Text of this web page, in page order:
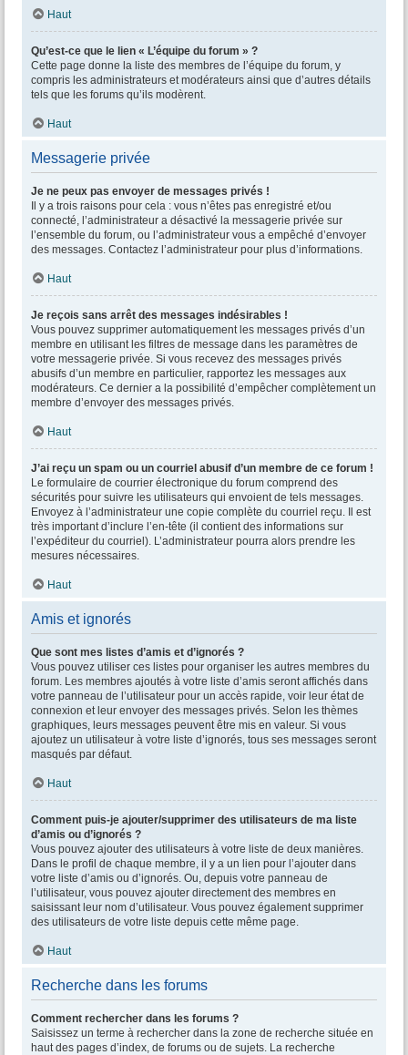
Haut
Qu’est-ce que le lien « L’équipe du forum » ?
Cette page donne la liste des membres de l’équipe du forum, y
compris les administrateurs et modérateurs ainsi que d’autres détails
tels que les forums qu’ils modèrent.
Haut
Messagerie privée
Je ne peux pas envoyer de messages privés !
Il y a trois raisons pour cela : vous n’êtes pas enregistré et/ou
connecté, l’administrateur a désactivé la messagerie privée sur
l’ensemble du forum, ou l’administrateur vous a empêché d’envoyer
des messages. Contactez l’administrateur pour plus d’informations.
Haut
Je reçois sans arrêt des messages indésirables !
Vous pouvez supprimer automatiquement les messages privés d’un
membre en utilisant les filtres de message dans les paramètres de
votre messagerie privée. Si vous recevez des messages privés
abusifs d’un membre en particulier, rapportez les messages aux
modérateurs. Ce dernier a la possibilité d’empêcher complètement un
membre d’envoyer des messages privés.
Haut
J’ai reçu un spam ou un courriel abusif d’un membre de ce forum !
Le formulaire de courrier électronique du forum comprend des
sécurités pour suivre les utilisateurs qui envoient de tels messages.
Envoyez à l’administrateur une copie complète du courriel reçu. Il est
très important d’inclure l’en-tête (il contient des informations sur
l’expéditeur du courriel). L’administrateur pourra alors prendre les
mesures nécessaires.
Haut
Amis et ignorés
Que sont mes listes d’amis et d’ignorés ?
Vous pouvez utiliser ces listes pour organiser les autres membres du
forum. Les membres ajoutés à votre liste d’amis seront affichés dans
votre panneau de l’utilisateur pour un accès rapide, voir leur état de
connexion et leur envoyer des messages privés. Selon les thèmes
graphiques, leurs messages peuvent être mis en valeur. Si vous
ajoutez un utilisateur à votre liste d’ignorés, tous ses messages seront
masqués par défaut.
Haut
Comment puis-je ajouter/supprimer des utilisateurs de ma liste
d’amis ou d’ignorés ?
Vous pouvez ajouter des utilisateurs à votre liste de deux manières.
Dans le profil de chaque membre, il y a un lien pour l’ajouter dans
votre liste d’amis ou d’ignorés. Ou, depuis votre panneau de
l’utilisateur, vous pouvez ajouter directement des membres en
saisissant leur nom d’utilisateur. Vous pouvez également supprimer
des utilisateurs de votre liste depuis cette même page.
Haut
Recherche dans les forums
Comment rechercher dans les forums ?
Saisissez un terme à rechercher dans la zone de recherche située en
haut des pages d’index, de forums ou de sujets. La recherche